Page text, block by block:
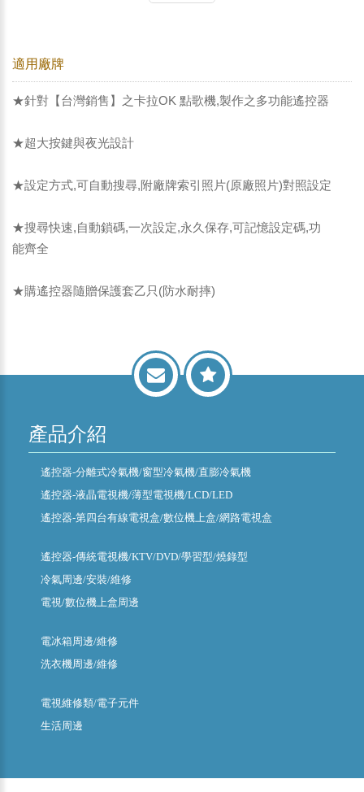
適用廠牌
★針對【台灣銷售】之卡拉OK 點歌機,製作之多功能遙控器
★超大按鍵與夜光設計
★設定方式,可自動搜尋,附廠牌索引照片(原廠照片)對照設定
★搜尋快速,自動鎖碼,一次設定,永久保存,可記憶設定碼,功
能齊全
★購遙控器隨贈保護套乙只(防水耐摔)
產品介紹
遙控器-分離式冷氣機/窗型冷氣機/直膨冷氣機
遙控器-液晶電視機/薄型電視機/LCD/LED
遙控器-第四台有線電視盒/數位機上盒/網路電視盒
遙控器-傳統電視機/KTV/DVD/學習型/燒錄型
冷氣周邊/安裝/維修
電視/數位機上盒周邊
電冰箱周邊/維修
洗衣機周邊/維修
電視維修類/電子元件
生活周邊